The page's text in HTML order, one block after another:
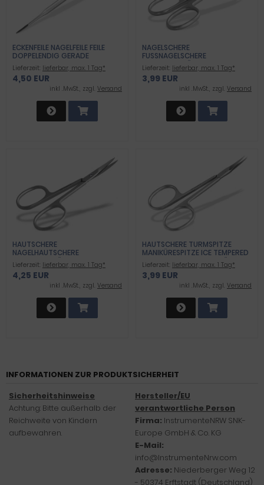
ECKENFEILE NAGELFEILE FEILE
DOPPELENDIG GERADE
GEBOGEN
Lieferzeit: lieferbar, max. 1 Tag*
4,50 EUR
inkl .MwSt., zzgl. Versand
NAGELSCHERE
FUSSNAGELSCHERE P
ROFIQUALITÄT
Lieferzeit: lieferbar, max. 1 Tag*
3,99 EUR
inkl .MwSt., zzgl. Versand
HAUTSCHERE
NAGELHAUTSCHERE
PROFIQUALITÄT
Lieferzeit: lieferbar, max. 1 Tag*
4,25 EUR
inkl .MwSt., zzgl. Versand
HAUTSCHERE TURMSPITZE
MANIKÜRESPITZE ICE TEMPERED
STAINLESS PROFIQUALITÄT
Lieferzeit: lieferbar, max. 1 Tag*
3,99 EUR
inkl .MwSt., zzgl. Versand
INFORMATIONEN ZUR PRODUKTSICHERHEIT
Sicherheitshinweise
Achtung: Bitte außerhalb der
Reichweite von Kindern
aufbewahren.
Hersteller/EU
verantwortliche Person
Firma: InstrumenteNRW SNK-
Europe GmbH & Co. KG
E-Mail:
info@InstrumenteNrw.com
Adresse: Niederberger Weg 12
- 50374 Erftstadt (Deutschland)